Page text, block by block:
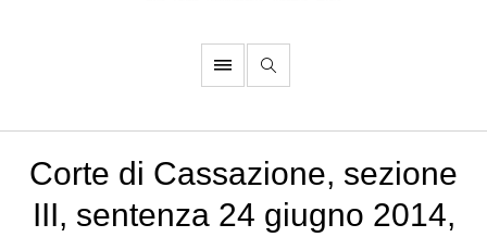
Corte di Cassazione, sezione
III, sentenza 24 giugno 2014,